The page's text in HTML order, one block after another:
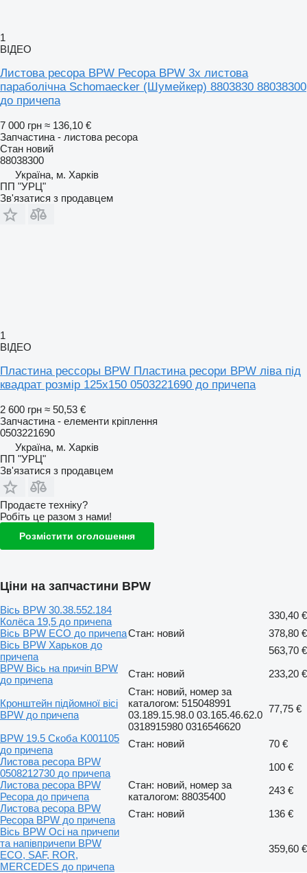
1
ВІДЕО
Листова ресора BPW Ресора BPW 3х листова
параболічна Schomaecker (Шумейкер) 8803830 88038300
до причепа
7 000 грн ≈ 136,10 €
Запчастина - листова ресора
Стан новий
88038300
Україна, м. Харків
ПП "УРЦ"
Зв'язатися з продавцем
1
ВІДЕО
Пластина рессоры BPW Пластина ресори BPW ліва під
квадрат розмір 125х150 0503221690 до причепа
2 600 грн ≈ 50,53 €
Запчастина - елементи кріплення
0503221690
Україна, м. Харків
ПП "УРЦ"
Зв'язатися з продавцем
Продаєте техніку?
Робіть це разом з нами!
Розмістити оголошення
Ціни на запчастини BPW
Вісь BPW 30.38.552.184
Колёса 19,5 до причепа
330,40 €
Вісь BPW ECO до причепаСтан: новий
378,80 €
Вісь BPW Харьков до
причепа
563,70 €
BPW Вісь на причіп BPW
до причепа
Стан: новий 233,20 €
Кронштейн підйомної вісі
BPW до причепа
Стан: новий, номер за
каталогом: 515048991
03.189.15.98.0 03.165.46.62.0
0318915980 0316546620
77,75 €
BPW 19.5 Скоба K001105
до причепа
Стан: новий
70 €
Листова ресора BPW
0508212730 до причепа
100 €
Листова ресора BPW
Ресора до причепа
Стан: новий, номер за
каталогом: 88035400
243 €
Листова ресора BPW
Ресора BPW до причепа
Стан: новий
136 €
Вісь BPW Осі на причепи
та напівпричепи BPW
ECO, SAF, ROR,
MERCEDES до причепа
359,60 €